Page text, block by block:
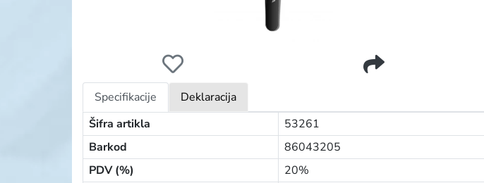
Specifikacije
Deklaracija
Šifra artikla
53261
Barkod
86043205
PDV (%)
20%